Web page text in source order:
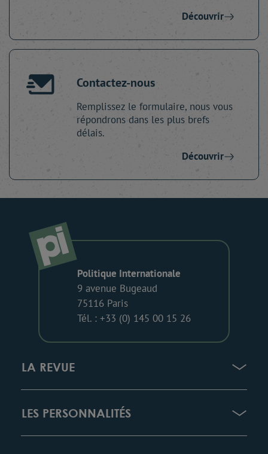
Découvrir
Contactez-nous
Remplissez le formulaire, nous vous
répondrons dans les plus brefs
délais.
Découvrir
Politique Internationale
9 avenue Bugeaud
75116 Paris
Tél. : +33 (0) 145 00 15 26
LA REVUE
LES PERSONNALITÉS